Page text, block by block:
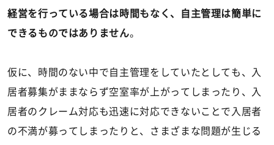
経営を行っている場合は時間もなく、自主管理は簡単に
できるものではありません。
仮に、時間のない中で自主管理をしていたとしても、入
居者募集がままならず空室率が上がってしまったり、入
居者のクレーム対応も迅速に対応できないことで入居者
の不満が募ってしまったりと、さまざまな問題が生じる